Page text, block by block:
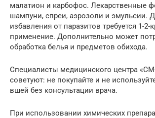
малатион и карбофос. Лекарственные
шампуни, спреи, аэрозоли и эмульсии.
избавления от паразитов требуется 1-2-
применение. Дополнительно может
обработка белья и предметов обихода.
Специалисты медицинского центра
советуют: не покупайте и не
вшей без консультации врача.
При использовании химических